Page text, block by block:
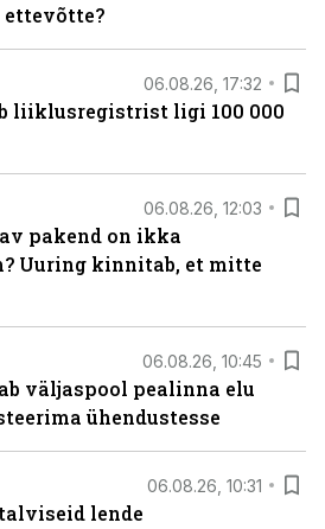
ettevõtte?
06.08.26, 17:32
liiklusregistrist ligi 100 000
06.08.26, 12:03
pakend on ikka
Uuring kinnitab, et mitte
06.08.26, 10:45
väljaspool pealinna elu
ühendustesse
06.08.26, 10:31
lende